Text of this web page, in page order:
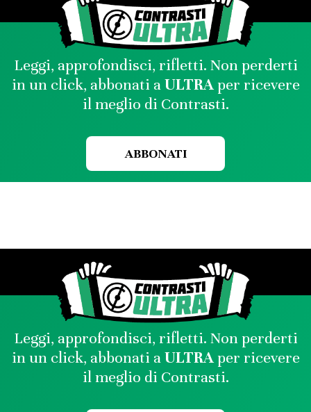
Leggi, approfondisci, rifletti. Non perderti
in un click, abbonati aULTRAper ricevere
il meglio di Contrasti.
ABBONATI
Leggi, approfondisci, rifletti. Non perderti
in un click, abbonati aULTRAper ricevere
il meglio di Contrasti.